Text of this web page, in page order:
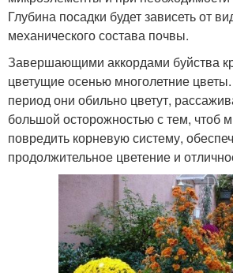
Глубина посадки будет зависеть от
механического состава почвы.
Завершающими аккордами буйства
цветущие осенью многолетние цветы.
период они обильно цветут,
большой осторожностью с тем, чтоб
повредить корневую систему,
продолжительное цветение и